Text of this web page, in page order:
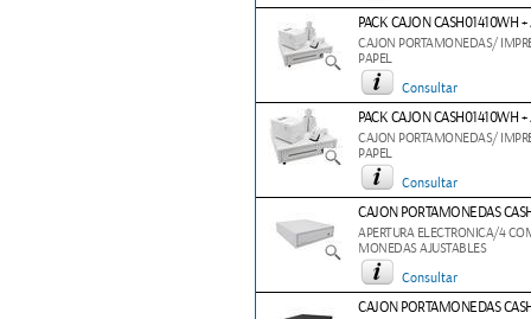
PACK CAJON CASH01410WH
CAJON PORTAMONEDAS/
PAPEL
Consultar
PACK CAJON CASH01410WH
CAJON PORTAMONEDAS/
PAPEL
Consultar
CAJON PORTAMONEDAS
APERTURA ELECTRONICA/4
MONEDAS AJUSTABLES
Consultar
CAJON PORTAMONEDAS